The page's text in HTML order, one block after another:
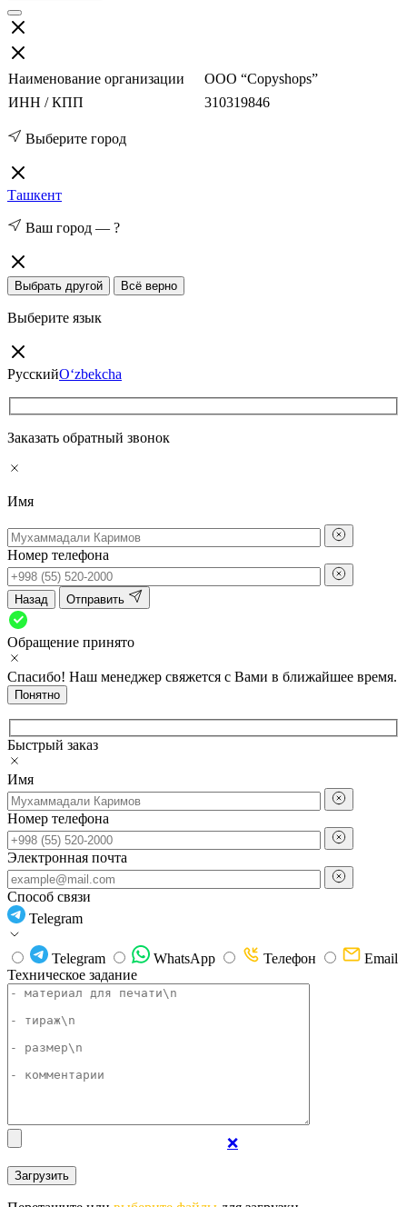
Наименование организации
ООО “Copyshops”
ИНН / КПП
310319846
Выберите город
Ташкент
Ваш город — ?
Выбрать другой Всё верно
Выберите язык
РусскийO‘zbekcha
Заказать обратный звонок
Имя
Номер телефона
Назад Отправить
Обращение принято
Спасибо! Наш менеджер свяжется с Вами в ближайшее время.
Понятно
Быстрый заказ
Имя
Номер телефона
Электронная почта
Способ связи
Telegram
Telegram WhatsApp Телефон
Email
Техническое задание
❌